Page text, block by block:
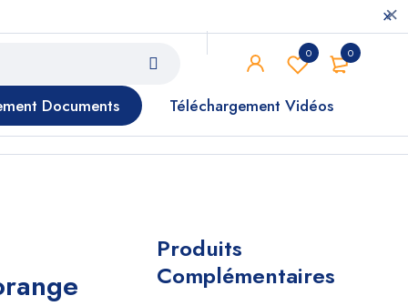
0
0
Documents Téléchargement Vidéos
Produits
Complémentaires